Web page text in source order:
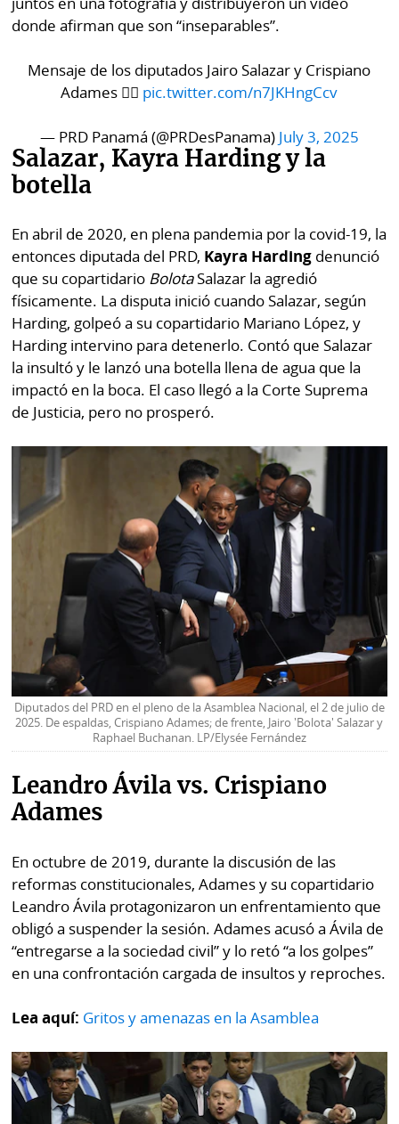
donde afirman que son “inseparables”.
Mensaje de los diputados Jairo Salazar y Crispiano
Adames ✌🏻 pic.twitter.com/n7JKHngCcv
— PRD Panamá (@PRDesPanama) July 3, 2025
Salazar, Kayra Harding y la
botella
En abril de 2020, en plena pandemia por la covid-19, la
entonces diputada del PRD, Kayra Harding denunció
que su copartidario BolotaSalazar la agredió
físicamente. La disputa inició cuando Salazar, según
Harding, golpeó a su copartidario Mariano López, y
Harding intervino para detenerlo. Contó que Salazar
la insultó y le lanzó una botella llena de agua que la
impactó en la boca. El caso llegó a la Corte Suprema
de Justicia, pero no prosperó.
Diputados del PRD en el pleno de la Asamblea Nacional, el 2 de julio de
2025. De espaldas, Crispiano Adames; de frente, Jairo 'Bolota' Salazar y
Raphael Buchanan. LP/Elysée Fernández
Leandro Ávila vs. Crispiano
Adames
En octubre de 2019, durante la discusión de las
reformas constitucionales, Adames y su copartidario
Leandro Ávila protagonizaron un enfrentamiento que
obligó a suspender la sesión. Adames acusó a Ávila de
“entregarse a la sociedad civil” y lo retó “a los golpes”
en una confrontación cargada de insultos y reproches.
Lea aquí: Gritos y amenazas en la Asamblea